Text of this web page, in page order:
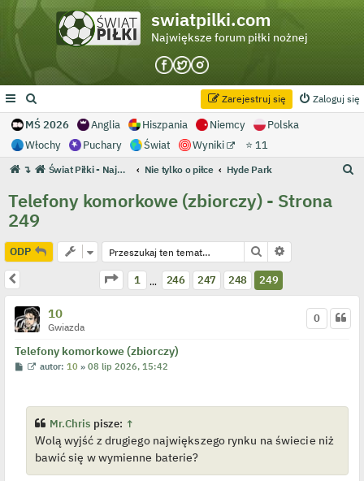
swiatpilki.com
Największe forum piłki nożnej
Zaloguj się
Zarejestruj się
MŚ 2026 Anglia Hiszpania Niemcy
Polska
Włochy
Puchary Świat Wyniki ⭐ 11
↴ Świat Piłki - Największe forum piłki nożnej Nie tylko o piłce Hyde Park
Telefony komorkowe (zbiorczy) - Strona
249
ODP Szukaj
Strona
249z249
1 … 246 247 248 249
10
Gwiazda
Telefony komorkowe (zbiorczy)
0
P
W
i
e
t
l
o
autor:10 »08 lip 2026, 15:42
Mr.Chris pisze: ↑
Wolą wyjść z drugiego największego rynku na świecie niż
bawić się w wymienne baterie?